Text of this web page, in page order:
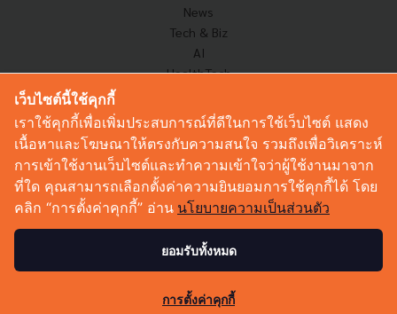
News
Tech & Biz
AI
HealthTech
Corp Innov
Saucy Thoughts
Based On
Sustainable
Videos
Podcast
© Copyright 2026 :Techsauce All rights reserved.
เว็บไซต์นี้ใช้คุกกี้
เราใช้คุกกี้เพื่อเพิ่มประสบการณ์ที่ดีในการใช้เว็บไซต์ แสดง
เนื้อหาและโฆษณาให้ตรงกับความสนใจ รวมถึงเพื่อวิเคราะห์
การเข้าใช้งานเว็บไซต์และทำความเข้าใจว่าผู้ใช้งานมาจาก
ที่ใด คุณสามารถเลือกตั้งค่าความยินยอมการใช้คุกกี้ได้ โดย
คลิก “การตั้งค่าคุกกี้” อ่าน นโยบายความเป็นส่วนตัว
ยอมรับทั้งหมด
การตั้งค่าคุกกี้